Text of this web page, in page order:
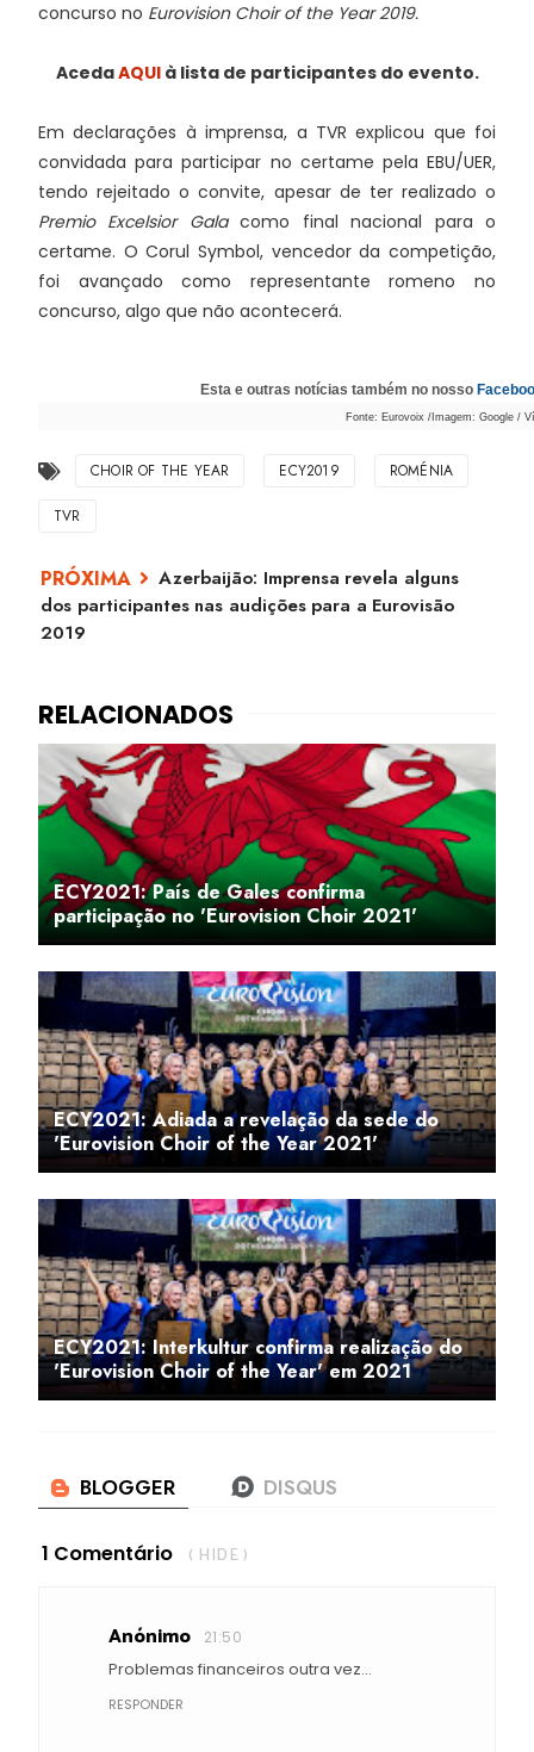
concurso no Eurovision Choir of the Year 2019.
AcedaAQUIà lista de participantes do evento.
Em declarações à imprensa, a TVR explicou que foi
convidada para participar no certame pela EBU/UER,
tendo rejeitado o convite, apesar de ter realizado o
Premio Excelsior Galacomo final nacional para o
certame. O Corul Symbol, vencedor da competição,
foi avançado como representante romeno no
concurso, algo que não acontecerá.
Esta e outras notícias também no nosso
Fonte: Eurovoix /Imagem: Google /
CHOIR OF THE YEAR ECY2019 ROMÉNIA
TVR
Azerbaijão: Imprensa revela alguns
dos participantes nas audições para a Eurovisão
2019
ECY2021: País de Gales confirma
participação no 'Eurovision Choir 2021'
ECY2021: Adiada a revelação da sede do
'Eurovision Choir of the Year 2021'
ECY2021: Interkultur confirma realização do
'Eurovision Choir of the Year' em 2021
1 Comentário ( HIDE )
Anónimo 21:50
Problemas financeiros outra vez...
RESPONDER